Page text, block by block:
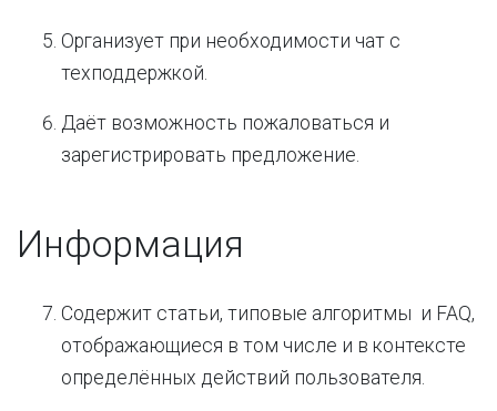
Организует при необходимости чат с
техподдержкой.
Даёт возможность пожаловаться и
зарегистрировать предложение.
Информация
Содержит статьи, типовые алгоритмы и FAQ,
отображающиеся в том числе и в контексте
определённых действий пользователя.